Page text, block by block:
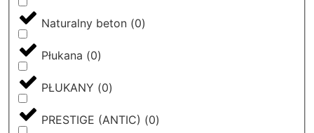
Naturalny beton (0)
Płukana (0)
PŁUKANY (0)
PRESTIGE (ANTIC) (0)